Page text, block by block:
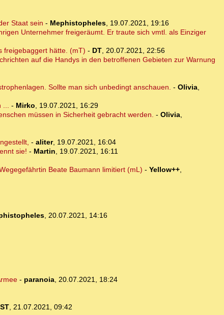
Staat sein - Mephistopheles, 19.07.2021, 19:16
Unternehmer freigeräumt. Er traute sich vmtl. als Einziger
freigebaggert hätte. (mT) - DT, 20.07.2021, 22:56
auf die Handys in den betroffenen Gebieten zur Warnung
Sollte man sich unbedingt anschauen. - Olivia,
... - Mirko, 19.07.2021, 16:29
müssen in Sicherheit gebracht werden. - Olivia,
- aliter, 19.07.2021, 16:04
sie! - Martin, 19.07.2021, 16:11
Beate Baumann limitiert (mL) - Yellow++,
, 20.07.2021, 14:16
- paranoia, 20.07.2021, 18:24
, 21.07.2021, 09:42